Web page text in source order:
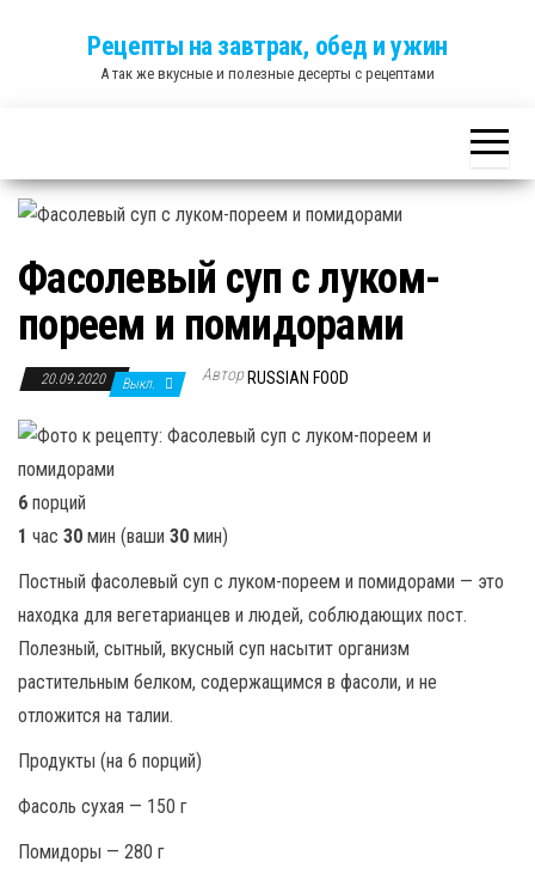
Рецепты на завтрак, обед и ужин
А так же вкусные и полезные десерты с рецептами
Фасолевый суп с луком-
пореем и помидорами
20.09.2020 Выкл. Автор RUSSIAN FOOD
6 порций
1 час 30 мин (ваши 30 мин)
Постный фасолевый суп с луком-пореем и помидорами — это
находка для вегетарианцев и людей, соблюдающих пост.
Полезный, сытный, вкусный суп насытит организм
растительным белком, содержащимся в фасоли, и не
отложится на талии.
Продукты (на 6 порций)
Фасоль сухая — 150 г
Помидоры — 280 г